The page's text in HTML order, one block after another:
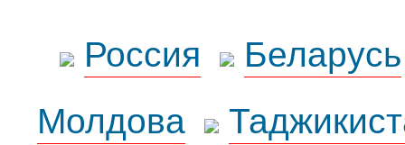
Россия
Беларусь
Молдова